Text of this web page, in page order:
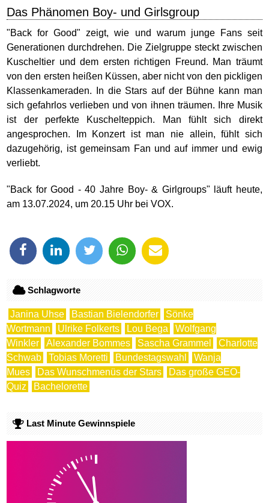
Das Phänomen Boy- und Girlsgroup
"Back for Good" zeigt, wie und warum junge Fans seit
Generationen durchdrehen. Die Zielgruppe steckt zwischen
Kuscheltier und dem ersten richtigen Freund. Man träumt
von den ersten heißen Küssen, aber nicht von den pickligen
Klassenkameraden. In die Stars auf der Bühne kann man
sich gefahrlos verlieben und von ihnen träumen. Ihre Musik
ist der perfekte Kuschelteppich. Man fühlt sich direkt
angesprochen. Im Konzert ist man nie allein, fühlt sich
dazugehörig, ist gemeinsam Fan und auf immer und ewig
verliebt.
"Back for Good - 40 Jahre Boy- & Girlgroups" läuft heute,
am 13.07.2024, um 20.15 Uhr bei VOX.
Schlagworte
Janina Uhse Bastian Bielendorfer
Sönke
Wortmann
Ulrike Folkerts Lou Bega
Wolfgang
Winkler
Alexander Bommes Sascha Grammel
Charlotte
Schwab
Tobias Moretti Bundestagswahl
Wanja
Mues
Das Wunschmenüs der Stars
Das große GEO-
Quiz
Bachelorette
Last Minute Gewinnspiele